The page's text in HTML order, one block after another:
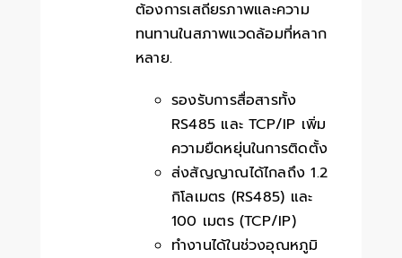
ต้องการเสถียรภาพและความ
ทนทานในสภาพแวดล้อมที่หลาก
หลาย.
รองรับการสื่อสารทั้ง
RS485 และ TCP/IP เพิ่ม
ความยืดหยุ่นในการติดตั้ง
ส่งสัญญาณได้ไกลถึง 1.2
กิโลเมตร (RS485) และ
100 เมตร (TCP/IP)
ทำงานได้ในช่วงอุณหภูมิ